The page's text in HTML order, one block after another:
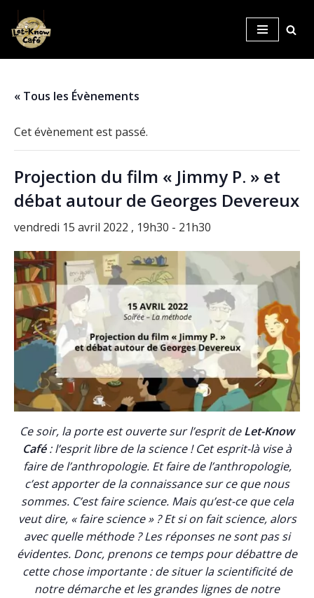
Aller
au
« Tous les Évènements
Cet évènement est passé.
Projection du film « Jimmy P. » et
débat autour de Georges Devereux
vendredi 15 avril 2022 , 19h30 - 21h30
Ce soir, la porte est ouverte sur l’esprit deLet-Know
Café: l’esprit libre de la science ! Cet esprit-là vise à
faire de l’anthropologie. Et faire de l’anthropologie,
c’est apporter de la connaissance sur ce que nous
sommes. C’est faire science. Mais qu’est-ce que cela
veut dire, « faire science » ? Et si on fait science, alors
avec quelle méthode ? Les réponses ne sont pas si
évidentes. Donc, prenons ce temps pour débattre de
cette chose importante : de situer la scientificité de
notre démarche et les grandes lignes de notre